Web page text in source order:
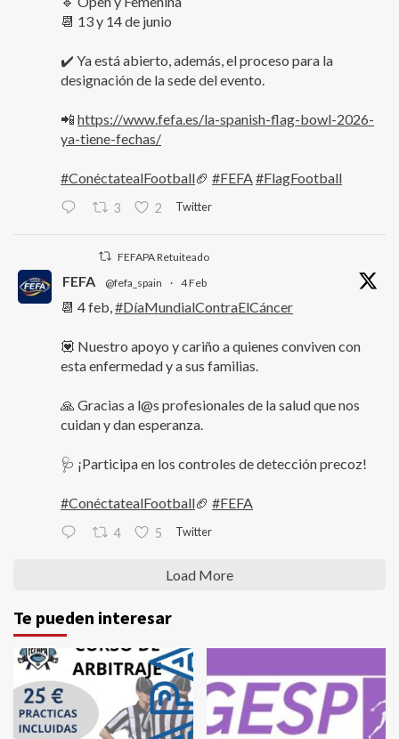
📆 13 y 14 de junio
✔️ Ya está abierto, además, el proceso para la
designación de la sede del evento.
📲 https://www.fefa.es/la-spanish-flag-bowl-2026-
ya-tiene-fechas/
#ConéctatealFootball🏈 #FEFA#FlagFootball
3 2 Twitter
FEFAPA Retuiteado
FEFA @fefa_spain · 4 Feb
📆 4 feb,#DíaMundialContraElCáncer
💟 Nuestro apoyo y cariño a quienes conviven con
esta enfermedad y a sus familias.
🙏 Gracias a l@s profesionales de la salud que nos
cuidan y dan esperanza.
🩺 ¡Participa en los controles de detección precoz!
#ConéctatealFootball🏈 #FEFA
4 5 Twitter
Load More
Te pueden interesar